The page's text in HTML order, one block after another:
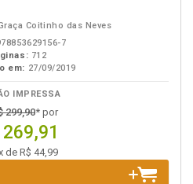
Coitinho das Neves
7
712
em: 27/09/2019
IMPRESSA
299,90* por
269,91
de R$ 44,99